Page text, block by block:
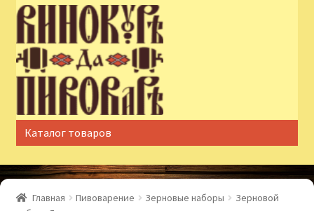
Перейти
навигации
Перейти
содержимому
Каталог товаров
Главная Пивоварение Зерновые наборы
Зерновой